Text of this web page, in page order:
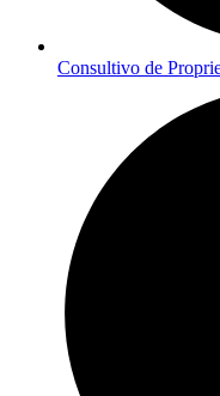
Consultivo de